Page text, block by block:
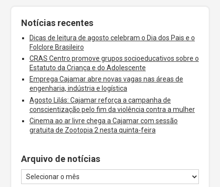
Notícias recentes
Dicas de leitura de agosto celebram o Dia dos Pais e o
Folclore Brasileiro
CRAS Centro promove grupos socioeducativos sobre o
Estatuto da Criança e do Adolescente
Emprega Cajamar abre novas vagas nas áreas de
engenharia, indústria e logística
Agosto Lilás: Cajamar reforça a campanha de
conscientização pelo fim da violência contra a mulher
Cinema ao ar livre chega a Cajamar com sessão
gratuita de Zootopia 2 nesta quinta-feira
Arquivo de notícias